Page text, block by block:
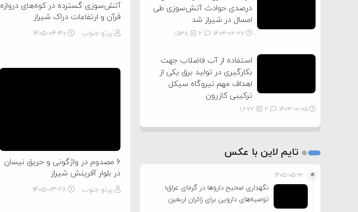
آتش‌سوزی گسترده در کوه‌های دروازه
قرآن و ارتفاعات دراک شیراز
پرتو جنوب ۱۴۰۵-۰۴-۳۰
6 مصدوم در واژگونی و حریق نیسان
در بلوار آفرینش شیراز
پرتو جنوب ۱۴۰۵-۰۳-۲۸
درصدی حوادث آتش‌سوزی طی
امسال در شیراز شد
۱۴۰۳-۰۶-۲۷ 1,538
استفاده از آب فاضلاب جهت
بکارگیری در تولید برق یکی از
اهداف مهم نیروگاه سیکل
ترکیبی کازرون
۱۴۰۳-۱۰-۰۵ 1,672
تایم لاین با عکس
۱۴۰۵-۰۵-۱۳
نگهداری صحیح داروها در گرمای عراق؛
توصیه‌های دارویی برای زائران اربعین